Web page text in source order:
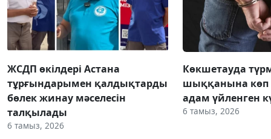
ЖСДП өкілдері Астана
тұрғындарымен қалдықтарды
бөлек жинау мәселесін
талқылады
6 тамыз, 2026
Көкшетауда
шыққанына көп
адам үйленген
6 тамыз, 2026